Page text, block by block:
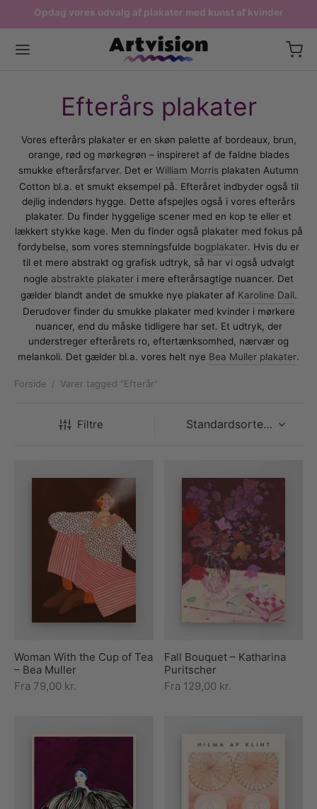
Fri fragt ved køb over 599,-
Produceres i Danmark
Efterårs plakater
Vores efterårs plakater er en skøn palette af bordeaux, brun,
orange, rød og mørkegrøn – inspireret af de faldne blades
smukke efterårsfarver. Det er William Morris plakaten Autumn
Cotton bl.a. et smukt eksempel på. Efteråret indbyder også til
dejlig indendørs hygge. Dette afspejles også i vores efterårs
plakater. Du finder hyggelige scener med en kop te eller et
lækkert stykke kage. Men du finder også plakater med fokus på
fordybelse, som vores stemningsfulde bogplakater. Hvis du er
til et mere abstrakt og grafisk udtryk, så har vi også udvalgt
nogle abstrakte plakater i mere efterårsagtige nuancer. Det
gælder blandt andet de smukke nye plakater af Karoline Dall.
Derudover finder du smukke plakater med kvinder i mørkere
nuancer, end du måske tidligere har set. Et udtryk, der
understreger efterårets ro, eftertænksomhed, nærvær og
melankoli. Det gælder bl.a. vores helt nye Bea Muller plakater.
Forside / Varer tagged “Efterår”
Filtre
Woman With the Cup of Tea
– Bea Muller
Fra 79,00 kr.
Fall Bouquet – Katharina
Puritscher
Fra 129,00 kr.
med Danmark
Plakater
i pastelfarver
plakater
kunstnere
kunst
kunst
kunst
til stuen
til køkkenet
til soveværelset
til børneværelset
til badeværelset
til sommerhuset
plakater
plakater
af kvinder
plakater
med kvinder